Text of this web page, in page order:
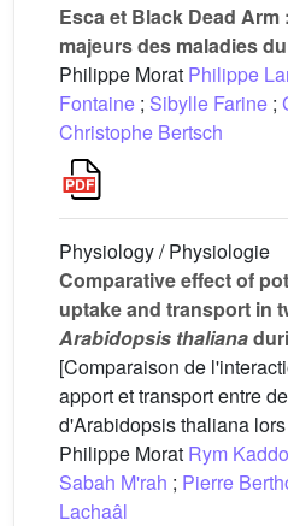
Esca et Black Dead
majeurs des maladies
Philippe Morat Philippe
Fontaine ; Sibylle Farine ;
Christophe Bertsch
Physiology / Physiologie
Comparative effect of
uptake and transport in
Arabidopsis thaliana
[Comparaison de
apport et transport entre
d'Arabidopsis thaliana
Philippe Morat Rym
Sabah M'rah ; Pierre
Lachaâl